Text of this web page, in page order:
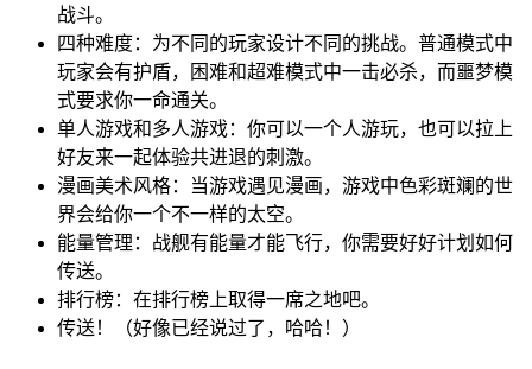
战斗。
四种难度：为不同的玩家设计不同的挑战。普通模式中
玩家会有护盾，困难和超难模式中一击必杀，而噩梦模
式要求你一命通关。
单人游戏和多人游戏：你可以一个人游玩，也可以拉上
好友来一起体验共进退的刺激。
漫画美术风格：当游戏遇见漫画，游戏中色彩斑斓的世
界会给你一个不一样的太空。
能量管理：战舰有能量才能飞行，你需要好好计划如何
传送。
排行榜：在排行榜上取得一席之地吧。
传送！（好像已经说过了，哈哈！）